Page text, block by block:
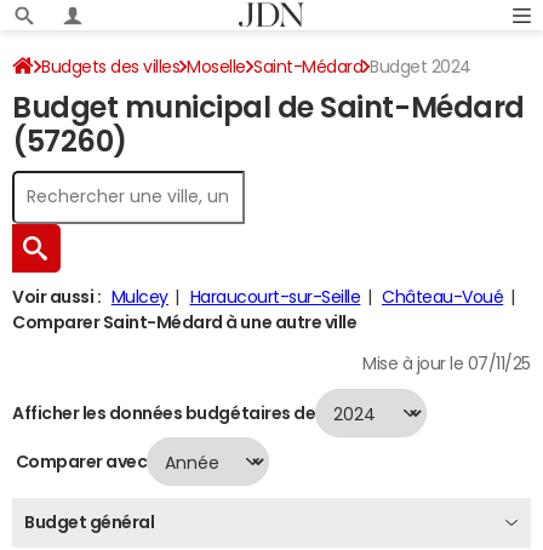
Budgets des villes Moselle Saint-Médard Budget 2024
Budget municipal de Saint-Médard
(57260)
Voir aussi : Mulcey Haraucourt-sur-Seille
Château-Voué
Comparer Saint-Médard à une autre ville
Mise à jour le 07/11/25
Afficher les données budgétaires de
Comparer avec
Budget général